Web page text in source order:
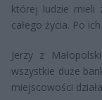
której ludzie mieli
całego życia. Po
Jerzy z
wszystkie duże
miejscowości